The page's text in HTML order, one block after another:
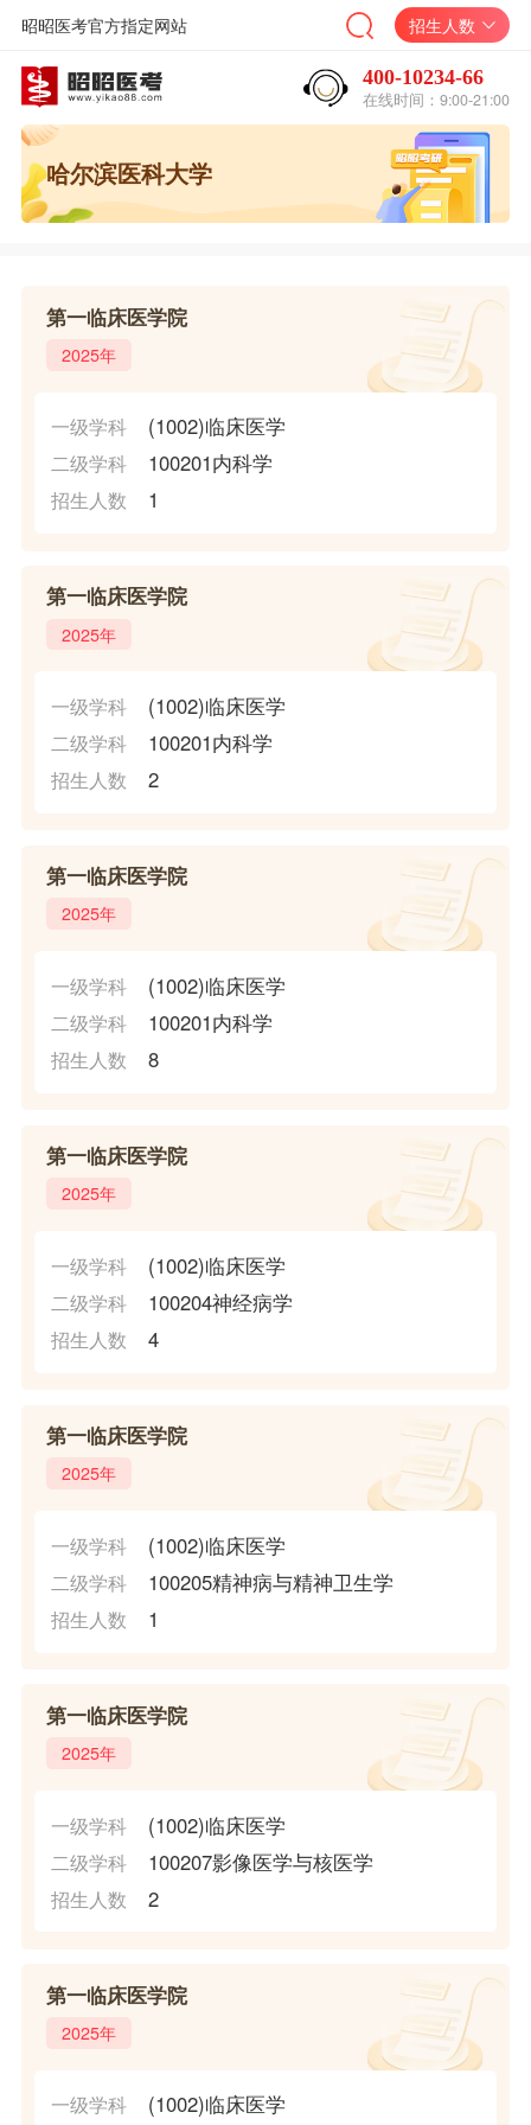
昭昭医考官方指定网站 招生人数
400-10234-66
在线时间：9:00-21:00
哈尔滨医科大学
第一临床医学院
2025年
一级学科 (1002)临床医学
二级学科 100201内科学
招生人数 1
第一临床医学院
2025年
一级学科 (1002)临床医学
二级学科 100201内科学
招生人数 2
第一临床医学院
2025年
一级学科 (1002)临床医学
二级学科 100201内科学
招生人数 8
第一临床医学院
2025年
一级学科 (1002)临床医学
二级学科 100204神经病学
招生人数 4
第一临床医学院
2025年
一级学科 (1002)临床医学
二级学科 100205精神病与精神卫生学
招生人数 1
第一临床医学院
2025年
一级学科 (1002)临床医学
二级学科 100207影像医学与核医学
招生人数 2
第一临床医学院
2025年
一级学科 (1002)临床医学